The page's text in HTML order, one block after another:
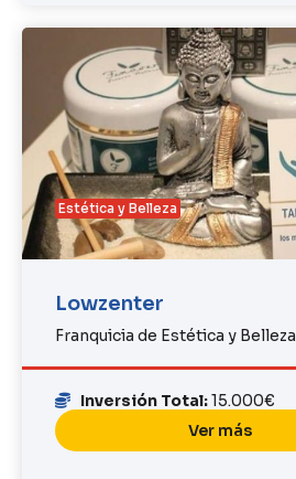
Estética y Belleza
Lowzenter
Franquicia de Estética y Belleza
Inversión Total:15.000€
Ver más